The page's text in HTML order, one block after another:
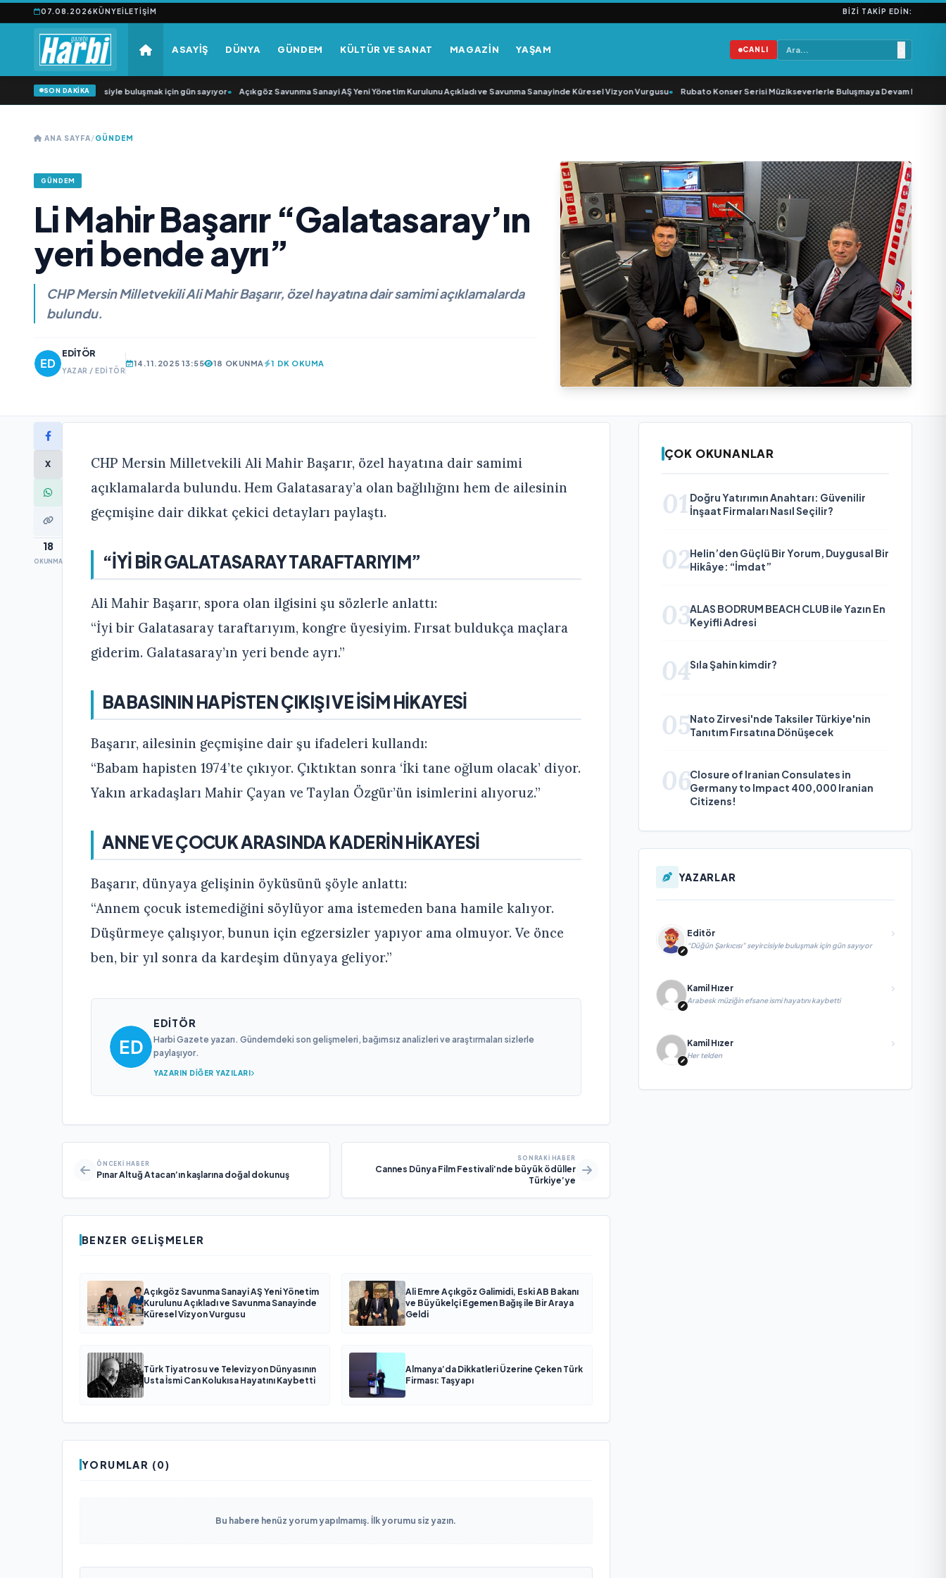
07.08.2026KÜNYEİLETIŞIM BIZI TAKIP EDIN:
ASAYİŞ DÜNYA GÜNDEM KÜLTÜR VE SANAT MAGAZİN YAŞAM CANLI
SON DAKİKA
Şarkıcısı” seyircisiyle buluşmak için gün sayıyor• Açıkgöz Savunma Sanayi AŞ Yeni Yönetim Kurulunu Açıkladı ve Savunma Sanayinde Küresel Vizyon Vurgusu• Rubato Konser Serisi Müzikseverlerle Buluşmaya Devam Ediyor
ANA SAYFA/GÜNDEM
GÜNDEM
Li Mahir Başarır “Galatasaray’ın
yeri bende ayrı”
CHP Mersin Milletvekili Ali Mahir Başarır, özel hayatına dair samimi açıklamalarda
bulundu.
EDITÖR
YAZAR / EDITÖR
14.11.2025 13:55 18 OKUNMA 1 DK OKUMA
X
18
OKUNMA
CHP Mersin Milletvekili Ali Mahir Başarır, özel hayatına dair samimi
açıklamalarda bulundu. Hem Galatasaray’a olan bağlılığını hem de ailesinin
geçmişine dair dikkat çekici detayları paylaştı.
“İYİ BİR GALATASARAY TARAFTARIYIM”
Ali Mahir Başarır, spora olan ilgisini şu sözlerle anlattı:
“İyi bir Galatasaray taraftarıyım, kongre üyesiyim. Fırsat buldukça maçlara
giderim. Galatasaray’ın yeri bende ayrı.”
BABASININ HAPİSTEN ÇIKIŞI VE İSİM HİKAYESİ
Başarır, ailesinin geçmişine dair şu ifadeleri kullandı:
“Babam hapisten 1974’te çıkıyor. Çıktıktan sonra ‘İki tane oğlum olacak’ diyor.
Yakın arkadaşları Mahir Çayan ve Taylan Özgür’ün isimlerini alıyoruz.”
ANNE VE ÇOCUK ARASINDA KADERİN HİKAYESİ
Başarır, dünyaya gelişinin öyküsünü şöyle anlattı:
“Annem çocuk istemediğini söylüyor ama istemeden bana hamile kalıyor.
Düşürmeye çalışıyor, bunun için egzersizler yapıyor ama olmuyor. Ve önce
ben, bir yıl sonra da kardeşim dünyaya geliyor.”
EDITÖR
Harbi Gazete yazarı. Gündemdeki son gelişmeleri, bağımsız analizleri ve araştırmaları sizlerle
paylaşıyor.
YAZARIN DIĞER YAZILARI
ÖNCEKI HABER
Pınar Altuğ Atacan’ın kaşlarına doğal dokunuş
SONRAKI HABER
Cannes Dünya Film Festivali’nde büyük ödüller
Türkiye’ye
BENZER GELIŞMELER
Açıkgöz Savunma Sanayi AŞ Yeni Yönetim
Kurulunu Açıkladı ve Savunma Sanayinde
Küresel Vizyon Vurgusu
Ali Emre Açıkgöz Galimidi, Eski AB Bakanı
ve Büyükelçi Egemen Bağış ile Bir Araya
Geldi
Türk Tiyatrosu ve Televizyon Dünyasının
Usta İsmi Can Kolukısa Hayatını Kaybetti
Almanya’da Dikkatleri Üzerine Çeken Türk
Firması: Taşyapı
YORUMLAR (0)
Bu habere henüz yorum yapılmamış. İlk yorumu siz yazın.
ÇOK OKUNANLAR
01 Doğru Yatırımın Anahtarı: Güvenilir
İnşaat Firmaları Nasıl Seçilir?
02Helin’den Güçlü Bir Yorum, Duygusal Bir
Hikâye: “İmdat”
03ALAS BODRUM BEACH CLUB ile Yazın En
Keyifli Adresi
04Sıla Şahin kimdir?
05Nato Zirvesi'nde Taksiler Türkiye'nin
Tanıtım Fırsatına Dönüşecek
06Closure of Iranian Consulates in
Germany to Impact 400,000 Iranian
Citizens!
YAZARLAR
Editör
“Düğün Şarkıcısı” seyircisiyle buluşmak için gün sayıyor
Kamil Hızer
Arabesk müziğin efsane ismi hayatını kaybetti
Kamil Hızer
Her telden